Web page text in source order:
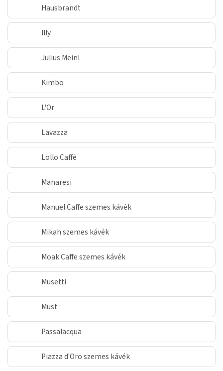
Hausbrandt
Illy
Julius Meinl
Kimbo
L'Or
Lavazza
Lollo Caffé
Manaresi
Manuel Caffe szemes kávék
Mikah szemes kávék
Moak Caffe szemes kávék
Musetti
Must
Passalacqua
Piazza d'Oro szemes kávék